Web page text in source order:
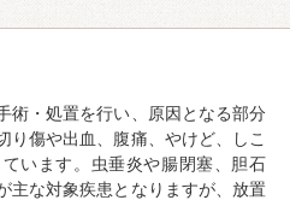
術・処置を行い、原因となる部分
り傷や出血、腹痛、やけど、しこ
います。虫垂炎や腸閉塞、胆石
主な対象疾患となりますが、放置